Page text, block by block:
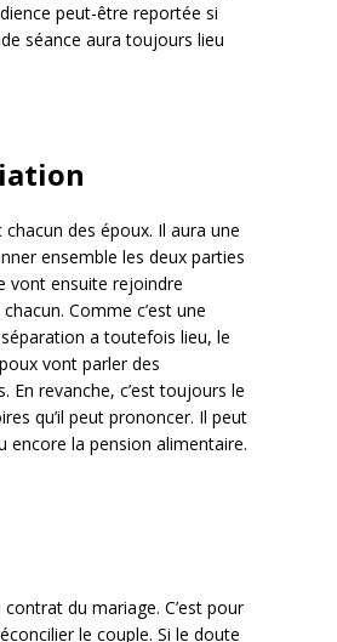
peut-être reportée si
séance aura toujours lieu
des époux. Il aura une
ensemble les deux parties
vont ensuite rejoindre
Comme c’est une
a toutefois lieu, le
vont parler des
revanche, c’est toujours le
qu’il peut prononcer. Il peut
encore la pension alimentaire.
du mariage. C’est pour
le couple. Si le doute